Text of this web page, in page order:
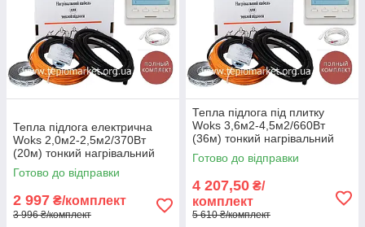
Тепла підлога електрична
Woks 2,0м2-2,5м2/370Вт
(20м) тонкий нагрівальний
кабель під
плитку+терморегулятор E51
Готово до відправки
2 997 ₴/комплект
3 996 ₴/комплект
Тепла підлога під плитку
Woks 3,6м2-4,5м2/660Вт
(36м) тонкий нагрівальний
кабель +терморегулятор E51
Готово до відправки
4 207,50 ₴/
комплект
5 610 ₴/комплект